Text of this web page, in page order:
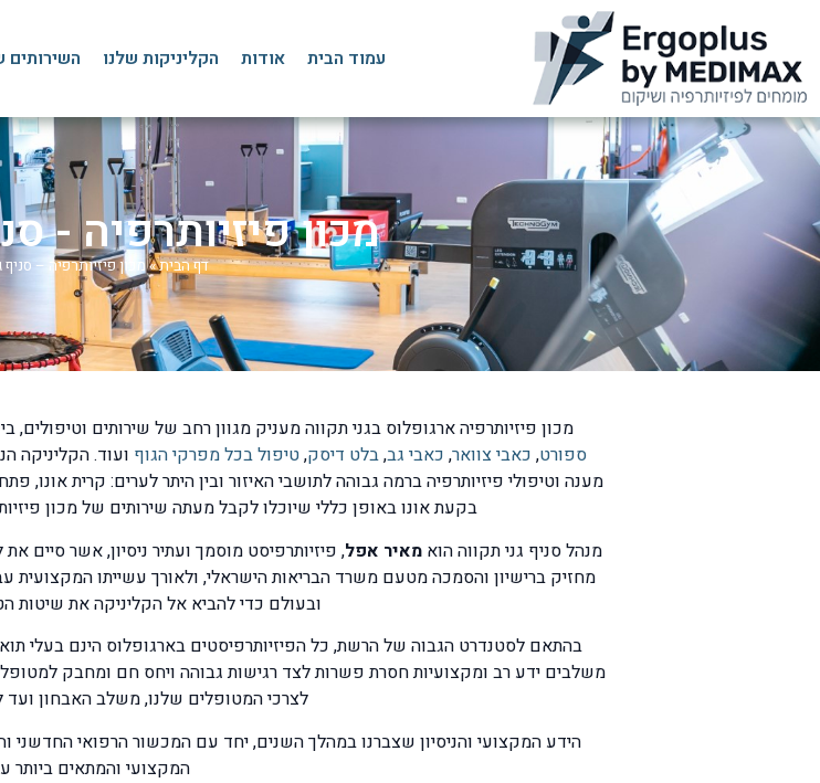
עמוד הבית אודות הקליניקות שלנו השירותים
מכון פיזיותרפיה -
דף הבית»מכון פיזיותרפיה – סניף
מכון פיזיותרפיה ארגופלוס בגני תקווה מעניק מגוון רחב של שירותים וטיפולים,
ספורט, כאבי צוואר, כאבי גב,בלט דיסק,טיפול בכל מפרקי הגוף ועוד. הקליניקה
מענה וטיפולי פיזיותרפיה ברמה גבוהה לתושבי האיזור ובין היתר לערים: קרית אונו,
בקעת אונו באופן כללי שיוכלו לקבל מעתה שירותים של מכון
מנהל סניף גני תקווה הוא מאיר אפל
מחזיק ברישיון והסמכה מטעם משרד הבריאות הישראלי, ולאורך עשייתו המקצועית
ובעולם כדי להביא אל הקליניקה את שיטות
משלבים ידע רב ומקצועיות חסרת פשרות לצד רגישות גבוהה ויחס חם ומחבק
לצרכי המטופלים שלנו, משלב האבחון
הידע המקצועי והניסיון שצברנו במהלך השנים, יחד עם המכשור הרפואי
המקצועי והמתאים ביותר